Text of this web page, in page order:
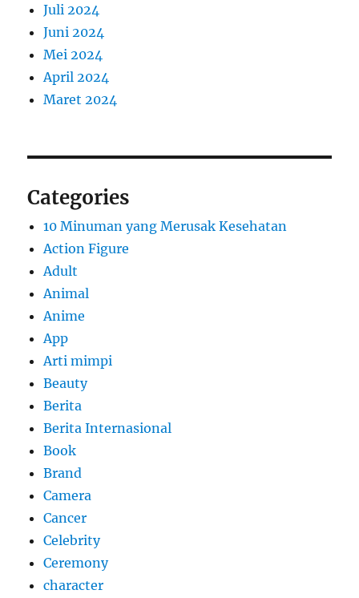
Juli 2024
Juni 2024
Mei 2024
April 2024
Maret 2024
Categories
10 Minuman yang Merusak Kesehatan
Action Figure
Adult
Animal
Anime
App
Arti mimpi
Beauty
Berita
Berita Internasional
Book
Brand
Camera
Cancer
Celebrity
Ceremony
character